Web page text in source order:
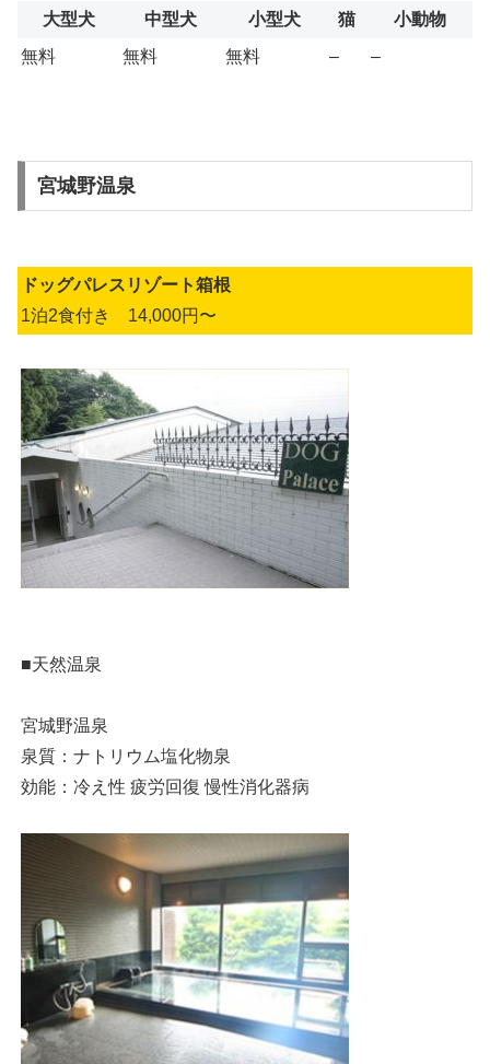
大型犬
中型犬 小型犬 猫
小動物
無料
無料 無料 – –
宮城野温泉
ドッグパレスリゾート箱根
1泊2食付き 14,000円〜
■天然温泉
宮城野温泉
泉質：ナトリウム塩化物泉
効能：冷え性 疲労回復 慢性消化器病